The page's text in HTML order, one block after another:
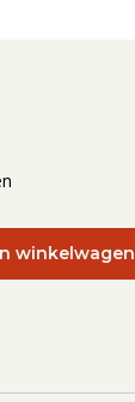
winkelwagen